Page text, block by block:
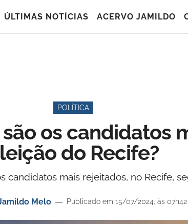
ÚLTIMAS NOTÍCIAS ACERVO JAMILDO
POLÍTICA
os candidatos
do Recife?
candidatos mais rejeitados, no Recife,
Melo Publicado em 15/07/2024, às 07h42